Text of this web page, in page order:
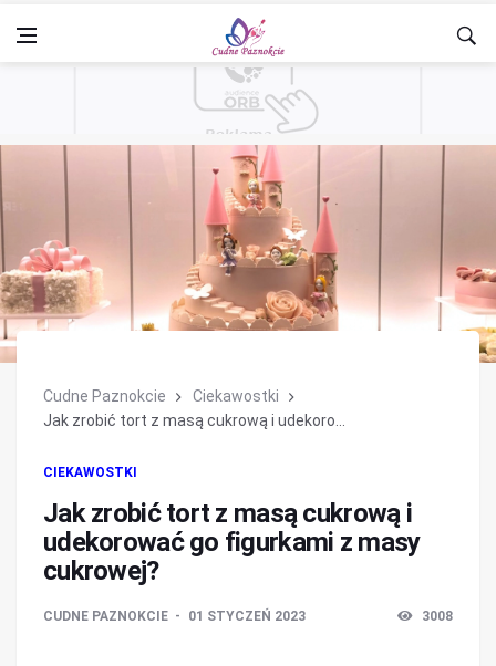
Cudne Paznokcie
Ciekawostki
Jak zrobić tort z masą cukrową i udekoro...
CIEKAWOSTKI
Jak zrobić tort z masą cukrową i
udekorować go figurkami z masy
cukrowej?
CUDNE PAZNOKCIE 01 STYCZEŃ 2023 3008